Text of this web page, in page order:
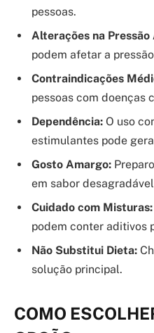
pessoas.
Alterações na
podem afetar a
Contraindicações
pessoas com doenças
Dependência: O uso
estimulantes pode
Gosto Amargo:
em sabor
Cuidado com Misturas:
podem conter aditivos
Não Substitui Dieta:
solução principal.
COMO